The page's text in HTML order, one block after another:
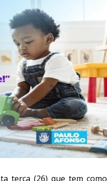
terça (26) que tem como